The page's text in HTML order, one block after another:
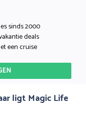
sinds 2000
deals
een cruise
ligt Magic Life